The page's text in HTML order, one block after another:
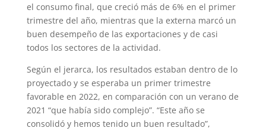
el consumo final, que creció más de 6% en el primer
trimestre del año, mientras que la externa marcó un
buen desempeño de las exportaciones y de casi
todos los sectores de la actividad.
Según el jerarca, los resultados estaban dentro de lo
proyectado y se esperaba un primer trimestre
favorable en 2022, en comparación con un verano de
2021 “que había sido complejo”. “Este año se
consolidó y hemos tenido un buen resultado”,